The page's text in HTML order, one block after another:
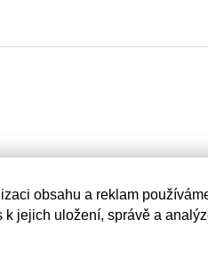
obsahu a reklam
jejich uložení, správě a